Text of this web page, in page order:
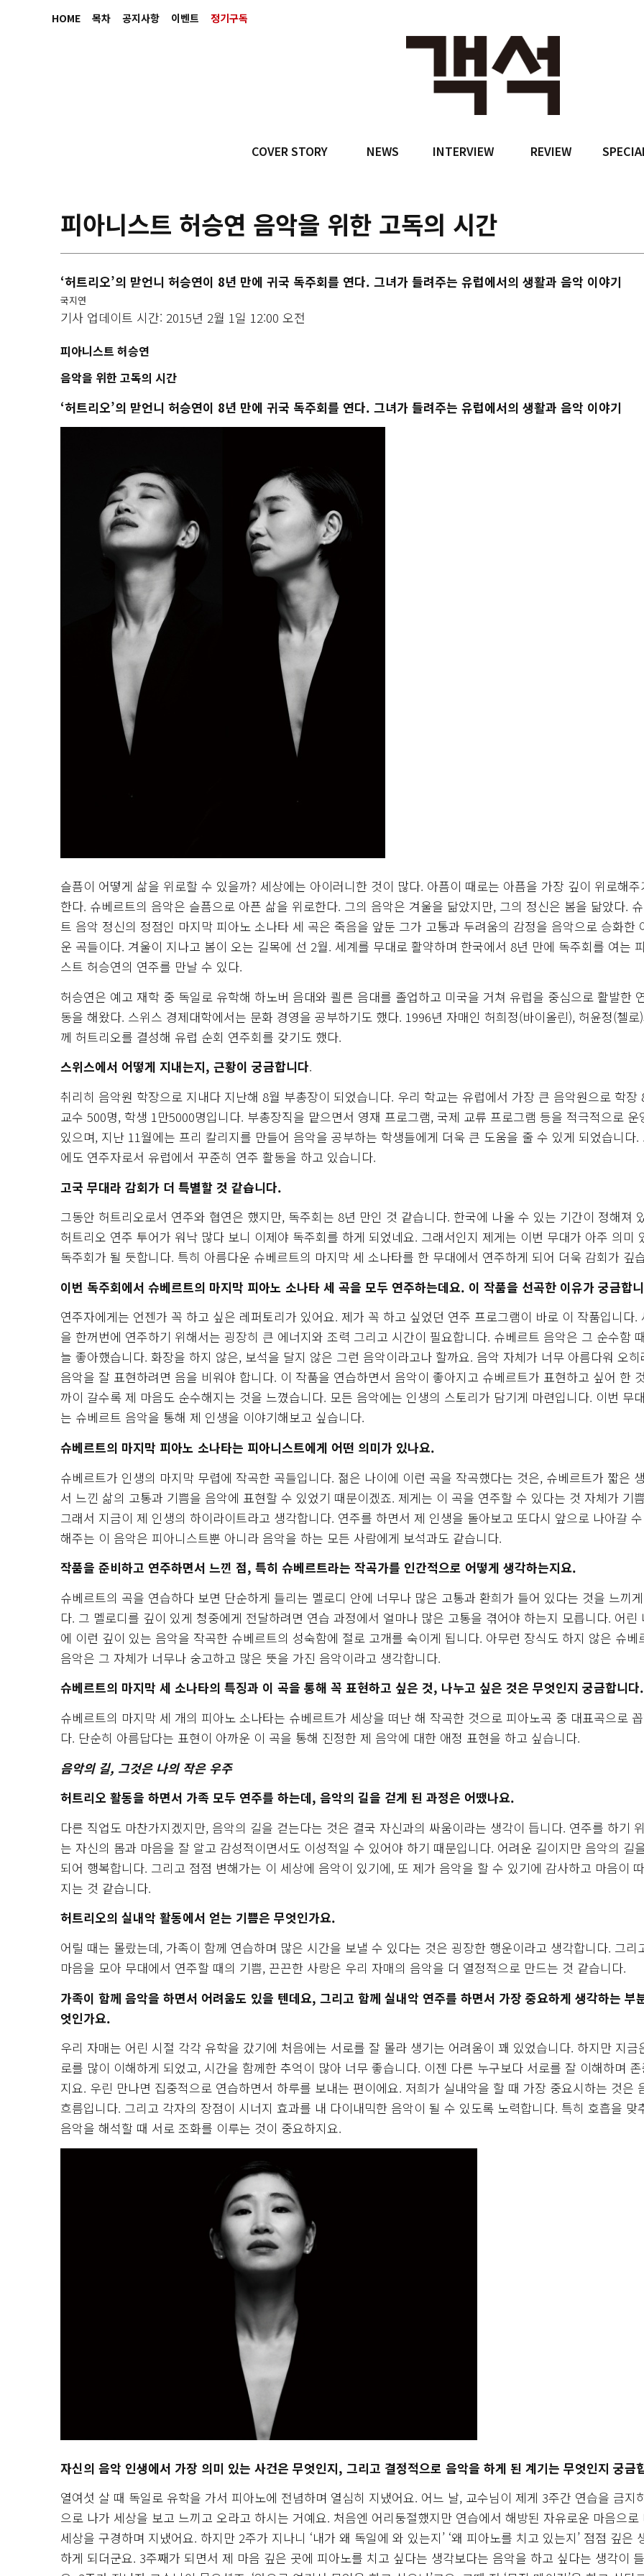
HOME 목차 공지사항 이벤트 정기구독
COVER STORY NEWS INTERVIEW REVIEW
피아니스트 허승연 음악을 위한 고독의 시간
‘허트리오’의 맏언니 허승연이 8년 만에 귀국 독주회를 연다. 그녀가 들려주는 유럽에서의 생활과 음악 이야기
국지연
기사 업데이트 시간: 2015년 2월 1일 12:00 오전
피아니스트 허승연
음악을 위한 고독의 시간
‘허트리오’의 맏언니 허승연이 8년 만에 귀국 독주회를 연다. 그녀가 들려주는 유럽에서의 생활과 음악 이야기
슬픔이 어떻게 삶을 위로할 수 있을까? 세상에는 아이러니한 것이 많다. 아픔이 때로는 아픔을 가장 깊이 위로해주
한다. 슈베르트의 음악은 슬픔으로 아픈 삶을 위로한다. 그의 음악은 겨울을 닮았지만, 그의 정신은 봄을 닮았다.
트 음악 정신의 정점인 마지막 피아노 소나타 세 곡은 죽음을 앞둔 그가 고통과 두려움의 감정을 음악으로 승화한
운 곡들이다. 겨울이 지나고 봄이 오는 길목에 선 2월. 세계를 무대로 활약하며 한국에서 8년 만에 독주회를 여는
스트 허승연의 연주를 만날 수 있다.
허승연은 예고 재학 중 독일로 유학해 하노버 음대와 쾰른 음대를 졸업하고 미국을 거쳐 유럽을 중심으로 활발한
동을 해왔다. 스위스 경제대학에서는 문화 경영을 공부하기도 했다. 1996년 자매인 허희정(바이올린), 허윤정(첼로
께 허트리오를 결성해 유럽 순회 연주회를 갖기도 했다.
스위스에서 어떻게 지내는지, 근황이 궁금합니다.
취리히 음악원 학장으로 지내다 지난해 8월 부총장이 되었습니다. 우리 학교는 유럽에서 가장 큰 음악원으로 학장
교수 500명, 학생 1만5000명입니다. 부총장직을 맡으면서 영재 프로그램, 국제 교류 프로그램 등을 적극적으로 운
있으며, 지난 11월에는 프리 칼리지를 만들어 음악을 공부하는 학생들에게 더욱 큰 도움을 줄 수 있게 되었습니다.
에도 연주자로서 유럽에서 꾸준히 연주 활동을 하고 있습니다.
고국 무대라 감회가 더 특별할 것 같습니다.
그동안 허트리오로서 연주와 협연은 했지만, 독주회는 8년 만인 것 같습니다. 한국에 나올 수 있는 기간이 정해져
허트리오 연주 투어가 워낙 많다 보니 이제야 독주회를 하게 되었네요. 그래서인지 제게는 이번 무대가 아주 의미
독주회가 될 듯합니다. 특히 아름다운 슈베르트의 마지막 세 소나타를 한 무대에서 연주하게 되어 더욱 감회가 깊
이번 독주회에서 슈베르트의 마지막 피아노 소나타 세 곡을 모두 연주하는데요. 이 작품을 선곡한 이유가 궁금합
연주자에게는 언젠가 꼭 하고 싶은 레퍼토리가 있어요. 제가 꼭 하고 싶었던 연주 프로그램이 바로 이 작품입니다.
을 한꺼번에 연주하기 위해서는 굉장히 큰 에너지와 조력 그리고 시간이 필요합니다. 슈베르트 음악은 그 순수함
늘 좋아했습니다. 화장을 하지 않은, 보석을 달지 않은 그런 음악이라고나 할까요. 음악 자체가 너무 아름다워 오히
음악을 잘 표현하려면 음을 비워야 합니다. 이 작품을 연습하면서 음악이 좋아지고 슈베르트가 표현하고 싶어 한
까이 갈수록 제 마음도 순수해지는 것을 느꼈습니다. 모든 음악에는 인생의 스토리가 담기게 마련입니다. 이번 무
는 슈베르트 음악을 통해 제 인생을 이야기해보고 싶습니다.
슈베르트의 마지막 피아노 소나타는 피아니스트에게 어떤 의미가 있나요.
슈베르트가 인생의 마지막 무렵에 작곡한 곡들입니다. 젊은 나이에 이런 곡을 작곡했다는 것은, 슈베르트가 짧은
서 느낀 삶의 고통과 기쁨을 음악에 표현할 수 있었기 때문이겠죠. 제게는 이 곡을 연주할 수 있다는 것 자체가 기
그래서 지금이 제 인생의 하이라이트라고 생각합니다. 연주를 하면서 제 인생을 돌아보고 또다시 앞으로 나아갈
해주는 이 음악은 피아니스트뿐 아니라 음악을 하는 모든 사람에게 보석과도 같습니다.
작품을 준비하고 연주하면서 느낀 점, 특히 슈베르트라는 작곡가를 인간적으로 어떻게 생각하는지요.
슈베르트의 곡을 연습하다 보면 단순하게 들리는 멜로디 안에 너무나 많은 고통과 환희가 들어 있다는 것을 느끼
다. 그 멜로디를 깊이 있게 청중에게 전달하려면 연습 과정에서 얼마나 많은 고통을 겪어야 하는지 모릅니다. 어린
에 이런 깊이 있는 음악을 작곡한 슈베르트의 성숙함에 절로 고개를 숙이게 됩니다. 아무런 장식도 하지 않은 슈베
음악은 그 자체가 너무나 숭고하고 많은 뜻을 가진 음악이라고 생각합니다.
슈베르트의 마지막 세 소나타의 특징과 이 곡을 통해 꼭 표현하고 싶은 것, 나누고 싶은 것은 무엇인지 궁금합니다.
슈베르트의 마지막 세 개의 피아노 소나타는 슈베르트가 세상을 떠난 해 작곡한 것으로 피아노곡 중 대표곡으로
다. 단순히 아름답다는 표현이 아까운 이 곡을 통해 진정한 제 음악에 대한 애정 표현을 하고 싶습니다.
음악의 길, 그것은 나의 작은 우주
허트리오 활동을 하면서 가족 모두 연주를 하는데, 음악의 길을 걷게 된 과정은 어땠나요.
다른 직업도 마찬가지겠지만, 음악의 길을 걷는다는 것은 결국 자신과의 싸움이라는 생각이 듭니다. 연주를 하기
는 자신의 몸과 마음을 잘 알고 감성적이면서도 이성적일 수 있어야 하기 때문입니다. 어려운 길이지만 음악의 길
되어 행복합니다. 그리고 점점 변해가는 이 세상에 음악이 있기에, 또 제가 음악을 할 수 있기에 감사하고 마음이
지는 것 같습니다.
허트리오의 실내악 활동에서 얻는 기쁨은 무엇인가요.
어릴 때는 몰랐는데, 가족이 함께 연습하며 많은 시간을 보낼 수 있다는 것은 굉장한 행운이라고 생각합니다. 그리
마음을 모아 무대에서 연주할 때의 기쁨, 끈끈한 사랑은 우리 자매의 음악을 더 열정적으로 만드는 것 같습니다.
가족이 함께 음악을 하면서 어려움도 있을 텐데요, 그리고 함께 실내악 연주를 하면서 가장 중요하게 생각하는 부
엇인가요.
우리 자매는 어린 시절 각각 유학을 갔기에 처음에는 서로를 잘 몰라 생기는 어려움이 꽤 있었습니다. 하지만 지금
로를 많이 이해하게 되었고, 시간을 함께한 추억이 많아 너무 좋습니다. 이젠 다른 누구보다 서로를 잘 이해하며
지요. 우린 만나면 집중적으로 연습하면서 하루를 보내는 편이에요. 저희가 실내악을 할 때 가장 중요시하는 것은
흐름입니다. 그리고 각자의 장점이 시너지 효과를 내 다이내믹한 음악이 될 수 있도록 노력합니다. 특히 호흡을 맞
음악을 해석할 때 서로 조화를 이루는 것이 중요하지요.
자신의 음악 인생에서 가장 의미 있는 사건은 무엇인지, 그리고 결정적으로 음악을 하게 된 계기는 무엇인지 궁금
열여섯 살 때 독일로 유학을 가서 피아노에 전념하며 열심히 지냈어요. 어느 날, 교수님이 제게 3주간 연습을 금지
으로 나가 세상을 보고 느끼고 오라고 하시는 거예요. 처음엔 어리둥절했지만 연습에서 해방된 자유로운 마음으로
세상을 구경하며 지냈어요. 하지만 2주가 지나니 ‘내가 왜 독일에 와 있는지’ ‘왜 피아노를 치고 있는지’ 점점 깊은
하게 되더군요. 3주째가 되면서 제 마음 깊은 곳에 피아노를 치고 싶다는 생각보다는 음악을 하고 싶다는 생각이